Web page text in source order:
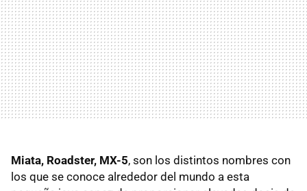
Miata, Roadster, MX-5, son los distintos nombres con
los que se conoce alrededor del mundo a esta